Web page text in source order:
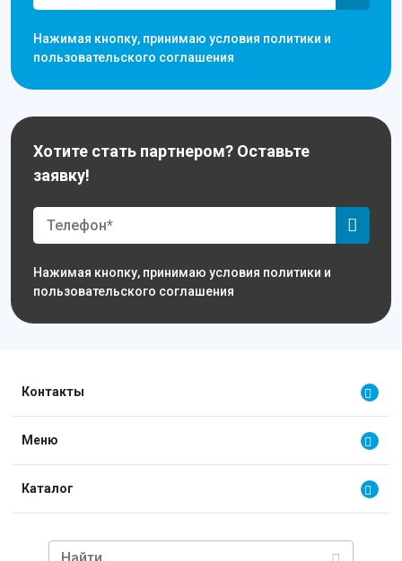
Нажимая кнопку, принимаю условия политики и
пользовательского соглашения
Хотите стать партнером? Оставьте
заявку!
Нажимая кнопку, принимаю условия политики и
пользовательского соглашения
Контакты
Меню
Каталог